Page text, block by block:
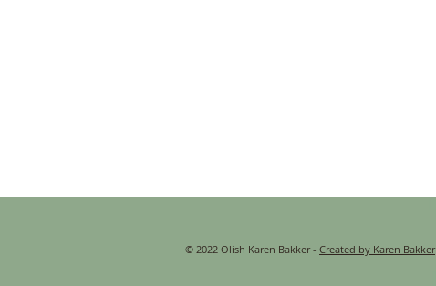
© 2022 Olish Karen Bakker - Created by Karen Bakker